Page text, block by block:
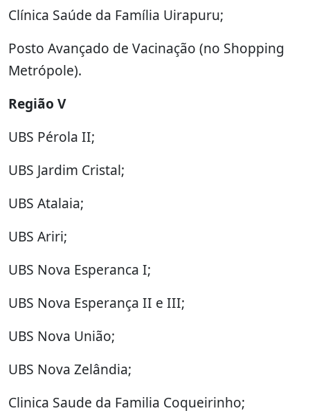
Clínica Saúde da Família Uirapuru;
Posto Avançado de Vacinação (no Shopping
Metrópole).
Região V
UBS Pérola II;
UBS Jardim Cristal;
UBS Atalaia;
UBS Ariri;
UBS Nova Esperanca I;
UBS Nova Esperança II e III;
UBS Nova União;
UBS Nova Zelândia;
Clinica Saude da Familia Coqueirinho;